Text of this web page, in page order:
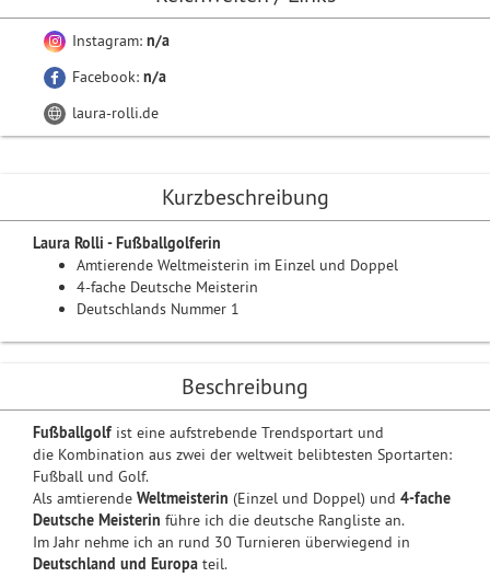
Kurzbeschreibung
Laura Rolli - Fußballgolferin
Amtierende Weltmeisterin im Einzel und Doppel
4-fache Deutsche Meisterin
Deutschlands Nummer 1
Beschreibung
Fußballgolf ist eine aufstrebende Trendsportart und
die Kombination aus zwei der weltweit belibtesten Sportarten:
Fußball und Golf.
Als amtierende Weltmeisterin (Einzel und Doppel) und 4-fache
Deutsche Meisterin führe ich die deutsche Rangliste an.
Im Jahr nehme ich an rund 30 Turnieren überwiegend in
Deutschland und Europa teil.
Instagram: n/a
Facebook: n/a
laura-rolli.de